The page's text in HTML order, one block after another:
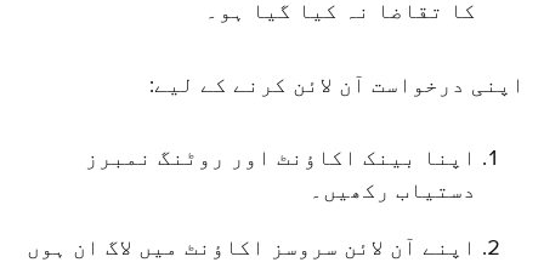
کا تقاضا نہ کیا گیا ہو۔
اپنی درخواست آن لائن کرنے کے لیے:
اپنا بینک اکاؤنٹ اور روٹنگ نمبرز
دستیاب رکھیں۔
اپنے آن لائن سروسز اکاؤنٹ میں لاگ ان ہوں